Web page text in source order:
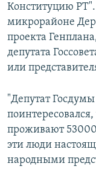
Конституцию РТ".
микрорайоне
проекта
депутата
или
"Депутат
проживают 53000
эти люди
народными